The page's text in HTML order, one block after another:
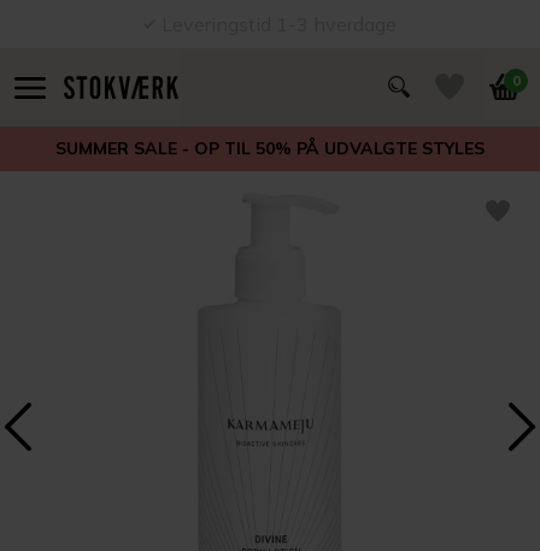
0
SUMMER SALE - OP TIL 50% PÅ UDVALGTE STYLES